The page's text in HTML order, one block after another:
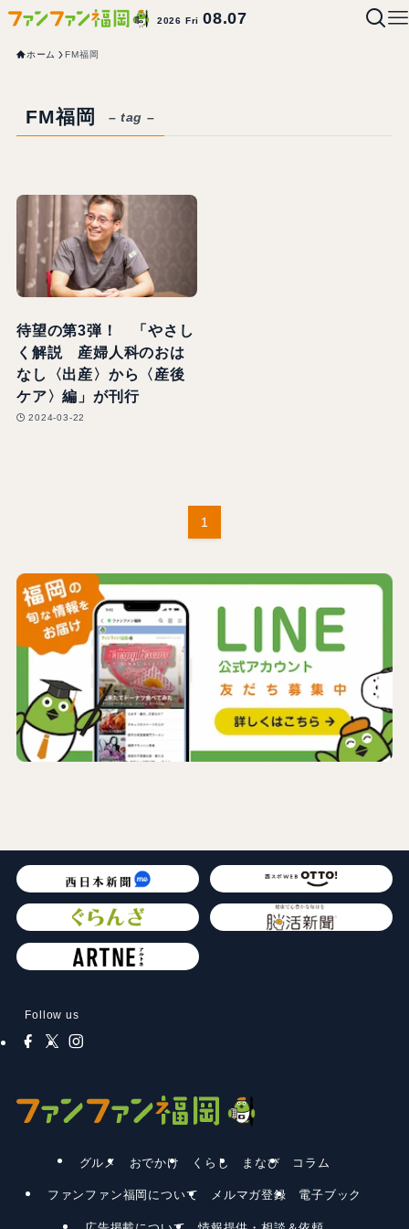
2026 Fri08.07
ホーム FM福岡
FM福岡 – tag –
待望の第3弾！ 「やさし
く解説 産婦人科のおは
なし〈出産〉から〈産後
ケア〉編」が刊行
2024-03-22
1
Follow us
グルメ おでかけ くらし まなび コラム
ファンファン福岡について メルマガ登録 電子ブック